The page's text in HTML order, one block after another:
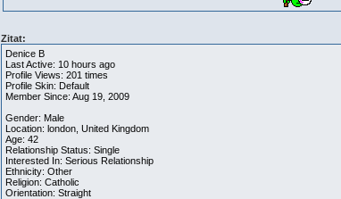
Zitat:
Denice B
Last Active: 10 hours ago
Profile Views: 201 times
Profile Skin: Default
Member Since: Aug 19, 2009
Gender: Male
Location: london, United Kingdom
Age: 42
Relationship Status: Single
Interested In: Serious Relationship
Ethnicity: Other
Religion: Catholic
Orientation: Straight